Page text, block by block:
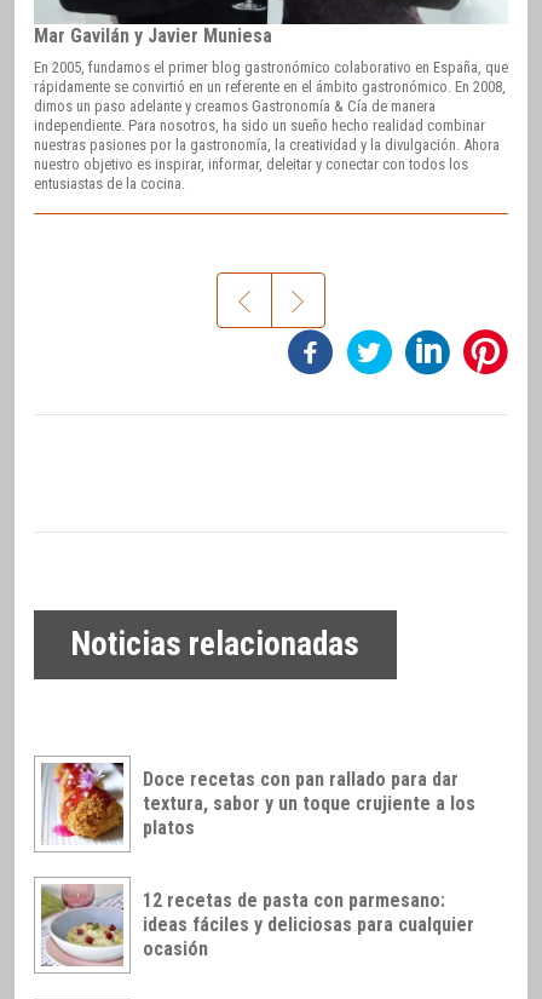
Mar Gavilán y Javier Muniesa
En 2005, fundamos el primer blog gastronómico colaborativo en España, que
rápidamente se convirtió en un referente en el ámbito gastronómico. En 2008,
dimos un paso adelante y creamos Gastronomía & Cía de manera
independiente. Para nosotros, ha sido un sueño hecho realidad combinar
nuestras pasiones por la gastronomía, la creatividad y la divulgación. Ahora
nuestro objetivo es inspirar, informar, deleitar y conectar con todos los
entusiastas de la cocina.
Noticias relacionadas
Doce recetas con pan rallado para dar
textura, sabor y un toque crujiente a los
platos
12 recetas de pasta con parmesano:
ideas fáciles y deliciosas para cualquier
ocasión